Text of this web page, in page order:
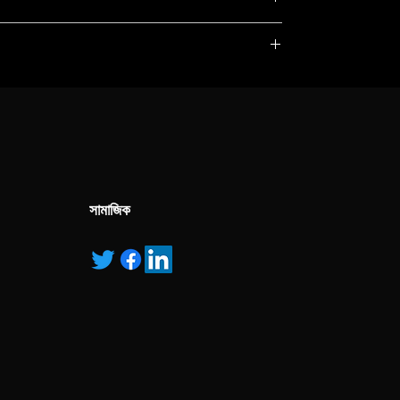
with the listed products, it is only used for the
own manufactured, “ad” means authorised
সামাজিক